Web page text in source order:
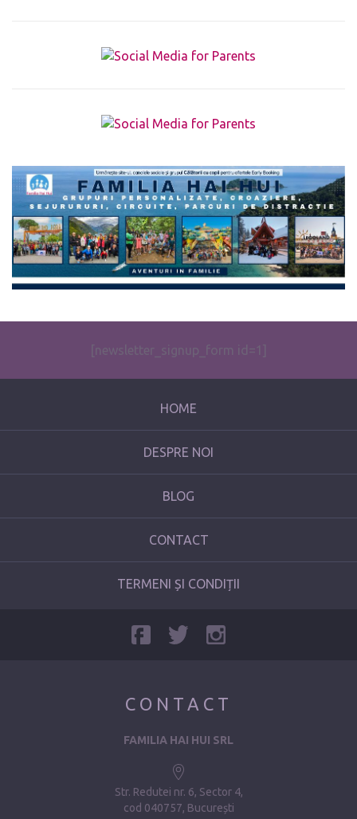
The form you have selected does not exist.
[newsletter_signup_form id=1]
HOME
DESPRE NOI
BLOG
CONTACT
TERMENI ȘI CONDIȚII
CONTACT
FAMILIA HAI HUI SRL
Str. Redutei nr. 6, Sector 4
cod 040757, București